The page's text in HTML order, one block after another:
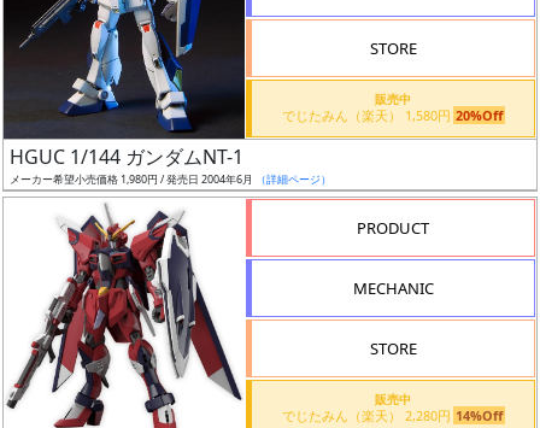
ー
ズ・
タ
状
況
STORE
販売中
でじたみん（楽天） 1,580円 20%Off
HGUC 1/144 ガンダムNT-1
メーカー希望小売価格 1,980円 / 発売日 2004年6月 （詳細ページ）
PRODUCT
MECHANIC
STORE
販売中
でじたみん（楽天） 2,280円 14%Off